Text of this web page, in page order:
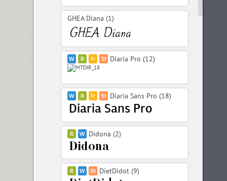
GHEA Diana (1)
Diaria Pro (12)
Diaria Sans Pro (18)
Didona (2)
DietDidot (9)